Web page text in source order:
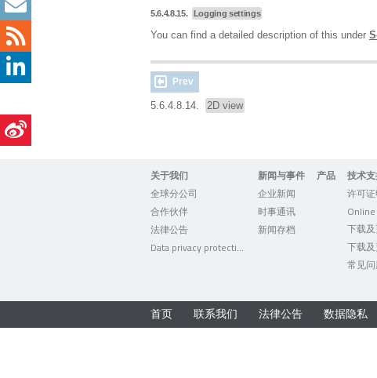
5.6.4.8.15. Logging settings
You can find a detailed description of this under
Prev
5.6.4.8.14. 2D view
关于我们
全球分公司
合作伙伴
法律公告
新闻与事件
企业新闻
时事通讯
新闻存档
产品 技术
许可
下载
下载
常见问
首页 联系我们 法律公告 数据隐私